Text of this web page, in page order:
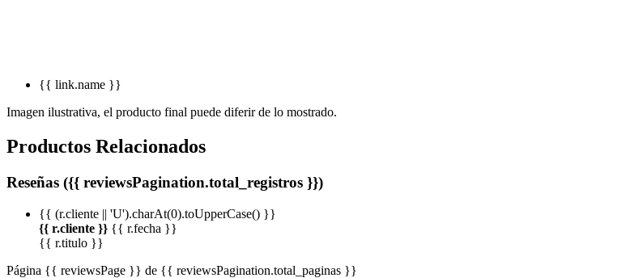
{{ link.name }}
Imagen ilustrativa, el producto final puede diferir de lo mostrado.
Productos Relacionados
Reseñas ({{ reviewsPagination.total_registros }})
{{ (r.cliente || 'U').charAt(0).toUpperCase() }}
{{ r.cliente }} {{ r.fecha }}
{{ r.titulo }}
Página {{ reviewsPage }} de {{ reviewsPagination.total_paginas }}